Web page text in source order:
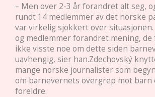
– Men over 2-3 år forandret alt seg,
rundt 14 medlemmer av det norske
var virkelig sjokkert over
og medlemmer forandret mening, de
ikke visste noe om dette siden
uavhengig, sier han.Zdechovský
mange norske journalister som
om barnevernets overgrep mot barn
foreldre.